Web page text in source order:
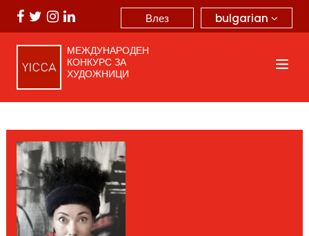
bulgarian
Влез
МЕЖДУНАРОДЕН
КОНКУРС ЗА
ХУДОЖНИЦИ